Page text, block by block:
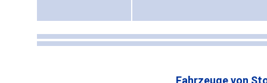
Fahrzeuge von